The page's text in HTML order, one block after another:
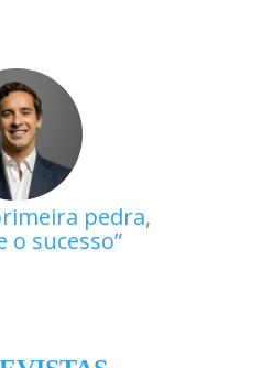
pedra,
o sucesso